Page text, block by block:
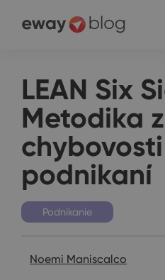
LEAN Six
Metodika
podnikaní
Podnikanie
Noemi Maniscalco